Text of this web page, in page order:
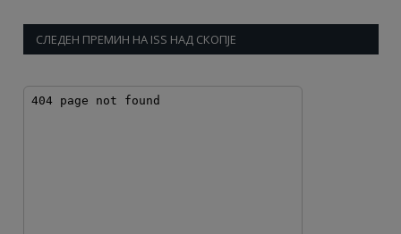
СЛЕДЕН ПРЕМИН НА ISS НАД СКОПЈЕ